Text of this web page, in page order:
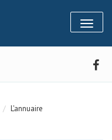
Toggle
L'annuaire